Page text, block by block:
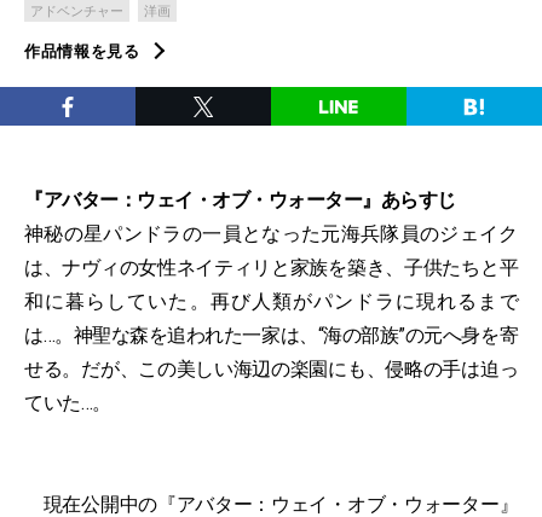
アドベンチャー
洋画
作品情報を見る
『アバター：ウェイ・オブ・ウォーター』あらすじ
神秘の星パンドラの一員となった元海兵隊員のジェイク
は、ナヴィの女性ネイティリと家族を築き、子供たちと平
和に暮らしていた。再び人類がパンドラに現れるまで
は…。神聖な森を追われた一家は、“海の部族”の元へ身を寄
せる。だが、この美しい海辺の楽園にも、侵略の手は迫っ
ていた…。
現在公開中の『アバター：ウェイ・オブ・ウォーター』